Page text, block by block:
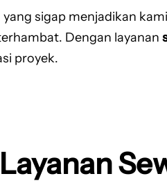
sigap menjadikan
Dengan layanan
proyek.